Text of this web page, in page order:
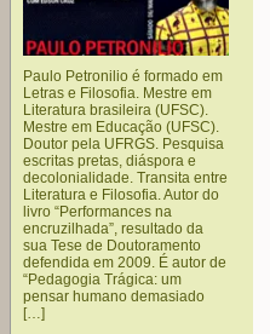
Paulo Petronilio é formado em
Letras e Filosofia. Mestre em
Literatura brasileira (UFSC).
Mestre em Educação (UFSC).
Doutor pela UFRGS. Pesquisa
escritas pretas, diáspora e
decolonialidade. Transita entre
Literatura e Filosofia. Autor do
livro “Performances na
encruzilhada”, resultado da
sua Tese de Doutoramento
defendida em 2009. É autor de
“Pedagogia Trágica: um
pensar humano demasiado
[…]